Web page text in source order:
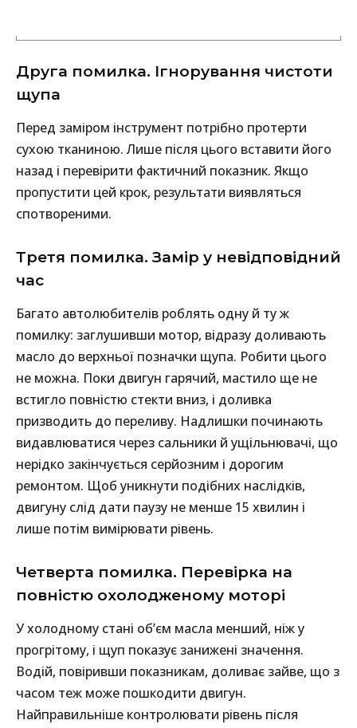
Друга помилка. Ігнорування чистоти
щупа
Перед заміром інструмент потрібно протерти
сухою тканиною. Лише після цього вставити його
назад і перевірити фактичний показник. Якщо
пропустити цей крок, результати виявляться
спотвореними.
Третя помилка. Замір у невідповідний
час
Багато автолюбителів роблять одну й ту ж
помилку: заглушивши мотор, відразу доливають
масло до верхньої позначки щупа. Робити цього
не можна. Поки двигун гарячий, мастило ще не
встигло повністю стекти вниз, і доливка
призводить до переливу. Надлишки починають
видавлюватися через сальники й ущільнювачі, що
нерідко закінчується серйозним і дорогим
ремонтом. Щоб уникнути подібних наслідків,
двигуну слід дати паузу не менше 15 хвилин і
лише потім вимірювати рівень.
Четверта помилка. Перевірка на
повністю охолодженому моторі
У холодному стані об’єм масла менший, ніж у
прогрітому, і щуп показує занижені значення.
Водій, повіривши показникам, доливає зайве, що з
часом теж може пошкодити двигун.
Найправильніше контролювати рівень після